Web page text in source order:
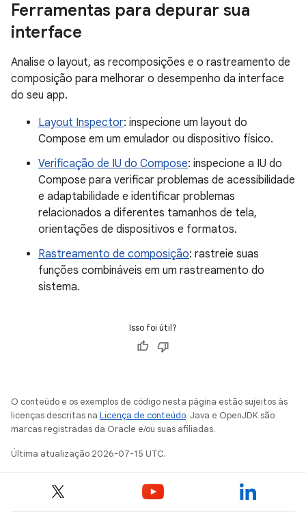
Ferramentas para depurar sua
interface
Analise o layout, as recomposições e o rastreamento de
composição para melhorar o desempenho da interface
do seu app.
Layout Inspector: inspecione um layout do
Compose em um emulador ou dispositivo físico.
Verificação de IU do Compose: inspecione a IU do
Compose para verificar problemas de acessibilidade
e adaptabilidade e identificar problemas
relacionados a diferentes tamanhos de tela,
orientações de dispositivos e formatos.
Rastreamento de composição: rastreie suas
funções combináveis em um rastreamento do
sistema.
Isso foi útil?
O conteúdo e os exemplos de código nesta página estão sujeitos às
licenças descritas na Licença de conteúdo. Java e OpenJDK são
marcas registradas da Oracle e/ou suas afiliadas.
Última atualização 2026-07-15 UTC.